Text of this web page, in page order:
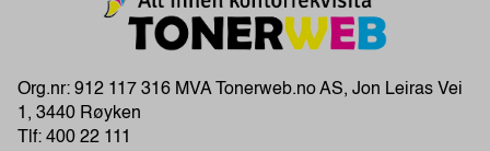
Org.nr: 912 117 316 MVA Tonerweb.no AS, Jon Leiras Vei
1, 3440 Røyken
Tlf: 400 22 111